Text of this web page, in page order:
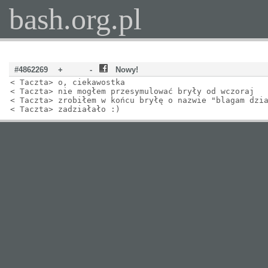
bash.org.pl
#4862269 + -
Nowy!
< Taczta> o, ciekawostka
< Taczta> nie mogłem przesymulować bryły od wczoraj
< Taczta> zrobiłem w końcu bryłę o nazwie "blagam
< Taczta> zadziałało :)